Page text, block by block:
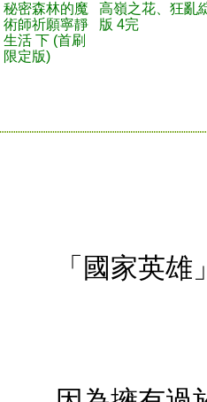
秘密森林的魔
術師祈願寧靜
生活 下 (首刷
限定版)
高嶺之花、狂亂
版 4完
「國家英雄